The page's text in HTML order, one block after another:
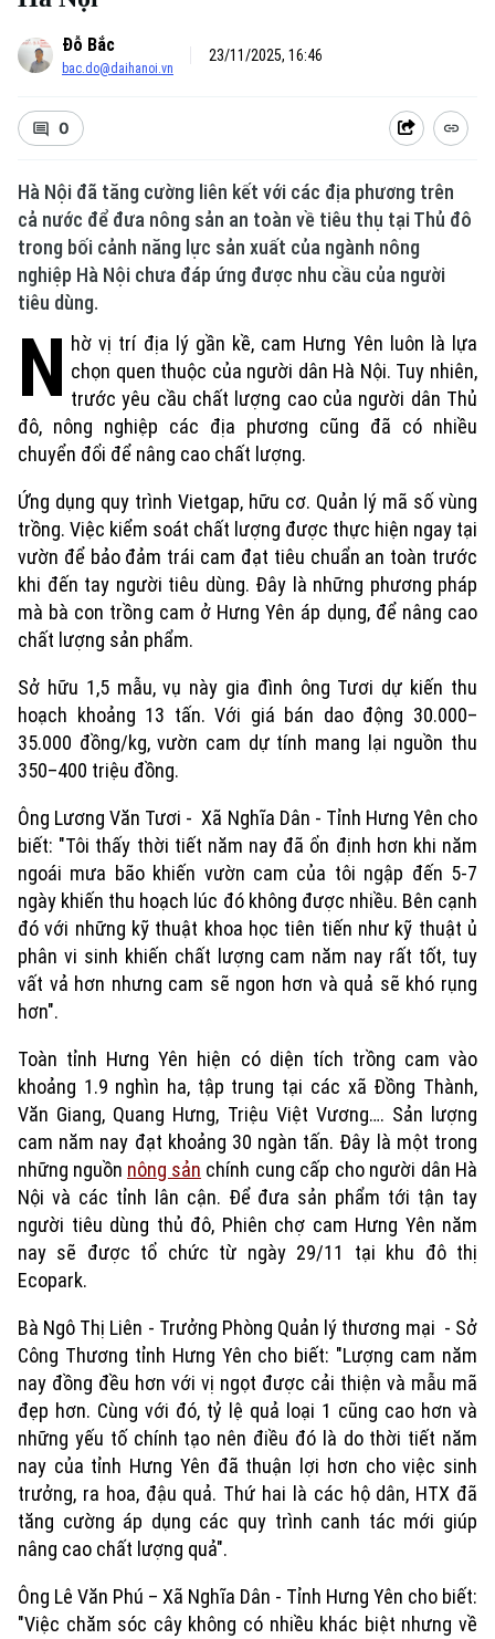
Xu hướng
Đỗ Bắc
bac.do@daihanoi.vn
23/11/2025, 16:46
0
Hà Nội đã tăng cường liên kết với các địa phương trên
cả nước để đưa nông sản an toàn về tiêu thụ tại Thủ đô
trong bối cảnh năng lực sản xuất của ngành nông
nghiệp Hà Nội chưa đáp ứng được nhu cầu của người
tiêu dùng.
N hờ vị trí địa lý gần kề, cam Hưng Yên luôn là lựa
chọn quen thuộc của người dân Hà Nội. Tuy nhiên,
trước yêu cầu chất lượng cao của người dân Thủ
đô, nông nghiệp các địa phương cũng đã có nhiều
chuyển đổi để nâng cao chất lượng.
Ứng dụng quy trình Vietgap, hữu cơ. Quản lý mã số vùng
trồng. Việc kiểm soát chất lượng được thực hiện ngay tại
vườn để bảo đảm trái cam đạt tiêu chuẩn an toàn trước
khi đến tay người tiêu dùng. Đây là những phương pháp
mà bà con trồng cam ở Hưng Yên áp dụng, để nâng cao
chất lượng sản phẩm.
Sở hữu 1,5 mẫu, vụ này gia đình ông Tươi dự kiến thu
hoạch khoảng 13 tấn. Với giá bán dao động 30.000–
35.000 đồng/kg, vườn cam dự tính mang lại nguồn thu
350–400 triệu đồng.
Ông Lương Văn Tươi - Xã Nghĩa Dân - Tỉnh Hưng Yên cho
biết: "Tôi thấy thời tiết năm nay đã ổn định hơn khi năm
ngoái mưa bão khiến vườn cam của tôi ngập đến 5-7
ngày khiến thu hoạch lúc đó không được nhiều. Bên cạnh
đó với những kỹ thuật khoa học tiên tiến như kỹ thuật ủ
phân vi sinh khiến chất lượng cam năm nay rất tốt, tuy
vất vả hơn nhưng cam sẽ ngon hơn và quả sẽ khó rụng
hơn".
Toàn tỉnh Hưng Yên hiện có diện tích trồng cam vào
khoảng 1.9 nghìn ha, tập trung tại các xã Đồng Thành,
Văn Giang, Quang Hưng, Triệu Việt Vương…. Sản lượng
cam năm nay đạt khoảng 30 ngàn tấn. Đây là một trong
những nguồn nông sản chính cung cấp cho người dân Hà
Nội và các tỉnh lân cận. Để đưa sản phẩm tới tận tay
người tiêu dùng thủ đô, Phiên chợ cam Hưng Yên năm
nay sẽ được tổ chức từ ngày 29/11 tại khu đô thị
Ecopark.
Bà Ngô Thị Liên - Trưởng Phòng Quản lý thương mại - Sở
Công Thương tỉnh Hưng Yên cho biết: "Lượng cam năm
nay đồng đều hơn với vị ngọt được cải thiện và mẫu mã
đẹp hơn. Cùng với đó, tỷ lệ quả loại 1 cũng cao hơn và
những yếu tố chính tạo nên điều đó là do thời tiết năm
nay của tỉnh Hưng Yên đã thuận lợi hơn cho việc sinh
trưởng, ra hoa, đậu quả. Thứ hai là các hộ dân, HTX đã
tăng cường áp dụng các quy trình canh tác mới giúp
nâng cao chất lượng quả".
Ông Lê Văn Phú – Xã Nghĩa Dân - Tỉnh Hưng Yên cho biết:
"Việc chăm sóc cây không có nhiều khác biệt nhưng về